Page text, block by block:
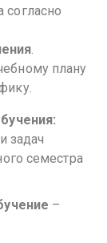
согласно
.
плану
задач
семестра
–